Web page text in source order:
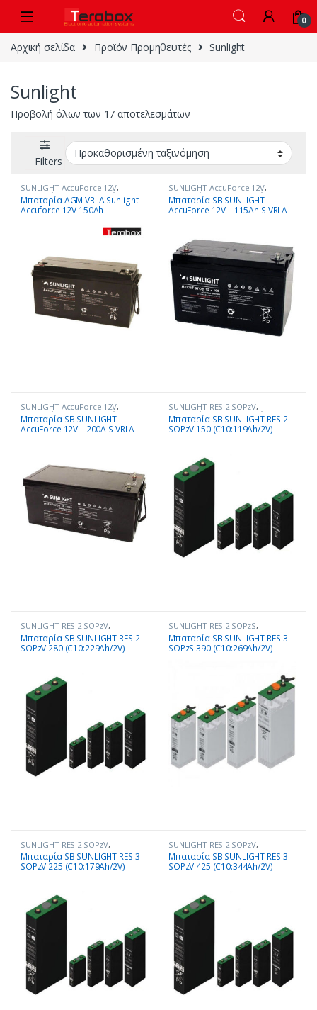
Skip to navigation
0
Αρχική σελίδα Προϊόν Προμηθευτές Sunlight
Sunlight
Προβολή όλων των 17 αποτελεσμάτων
Filters
SUNLIGHT AccuForce 12V,
Μπαταρίες - Συσσωρευτές
Μπαταρία AGM VRLA Sunlight
Accuforce 12V 150Ah
SUNLIGHT AccuForce 12V,
Μπαταρίες - Συσσωρευτές
Μπαταρία SB SUNLIGHT
AccuForce 12V – 115Ah S VRLA
SUNLIGHT AccuForce 12V,
Μπαταρίες - Συσσωρευτές
Μπαταρία SB SUNLIGHT
AccuForce 12V – 200A S VRLA
SUNLIGHT RES 2 SOPzV,
Μπαταρίες - Συσσωρευτές
Μπαταρία SB SUNLIGHT RES 2
SOPzV 150 (C10:119Ah/2V)
SUNLIGHT RES 2 SOPzV,
Μπαταρίες - Συσσωρευτές
Μπαταρία SB SUNLIGHT RES 2
SOPzV 280 (C10:229Ah/2V)
SUNLIGHT RES 2 SOPzS,
Μπαταρίες - Συσσωρευτές
Μπαταρία SB SUNLIGHT RES 3
SOPzS 390 (C10:269Ah/2V)
SUNLIGHT RES 2 SOPzV,
Μπαταρίες - Συσσωρευτές
Μπαταρία SB SUNLIGHT RES 3
SOPzV 225 (C10:179Ah/2V)
SUNLIGHT RES 2 SOPzV,
Μπαταρίες - Συσσωρευτές
Μπαταρία SB SUNLIGHT RES 3
SOPzV 425 (C10:344Ah/2V)